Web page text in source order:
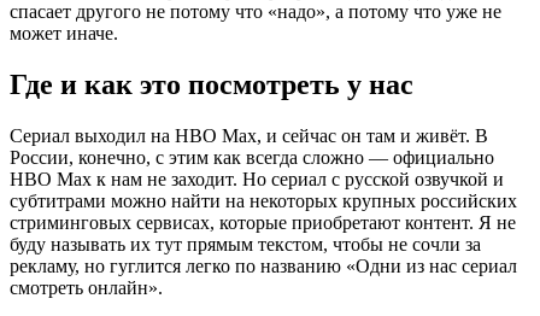
спасает другого не потому что «надо», а потому что уже не
может иначе.
Где и как это посмотреть у нас
Сериал выходил на HBO Max, и сейчас он там и живёт. В
России, конечно, с этим как всегда сложно — официально
HBO Max к нам не заходит. Но сериал с русской озвучкой и
субтитрами можно найти на некоторых крупных российских
стриминговых сервисах, которые приобретают контент. Я не
буду называть их тут прямым текстом, чтобы не сочли за
рекламу, но гуглится легко по названию «Одни из нас сериал
смотреть онлайн».